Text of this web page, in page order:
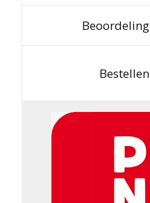
Beoordeling
Bestellen